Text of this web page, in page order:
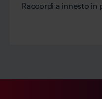
Raccordi a innesto in